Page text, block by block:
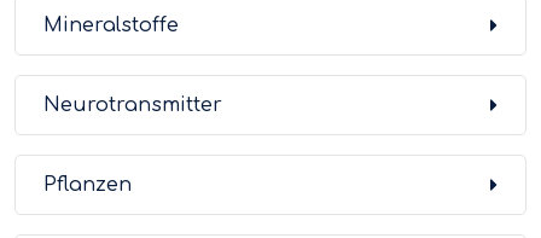
Mineralstoffe
Neurotransmitter
Pflanzen